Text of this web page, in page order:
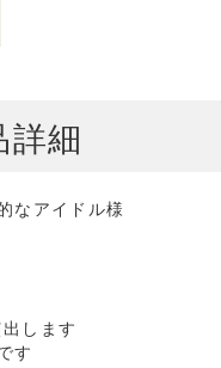
詳細
なアイドル様
します
す